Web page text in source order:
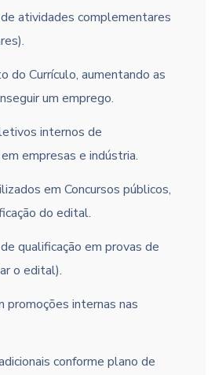
atividades complementares
do Currículo, aumentando as
um emprego.
internos de
empresas e indústria.
em Concursos públicos,
do edital.
qualificação em provas de
o edital).
promoções internas nas
conforme plano de